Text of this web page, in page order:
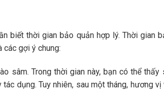
biết thời gian bảo quản hợp lý. Thời gian
gợi ý chung:
sâm. Trong thời gian này, bạn có thể thấy
dụng. Tuy nhiên, sau một tháng, hương vị